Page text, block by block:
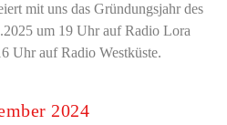
mit uns das Gründungsjahr des
um 19 Uhr auf Radio Lora
Uhr auf Radio Westküste.
2024